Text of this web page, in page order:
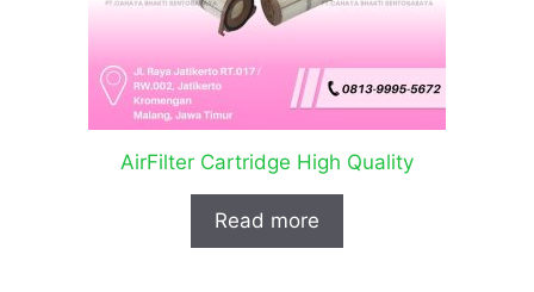
AirFilter Cartridge High Quality
Read more